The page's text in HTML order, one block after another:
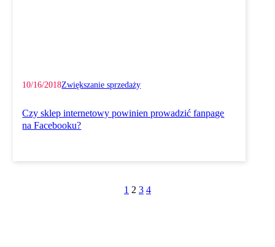
10/16/2018Zwiększanie sprzedaży
Czy sklep internetowy powinien prowadzić fanpage
na Facebooku?
1 2 3 4